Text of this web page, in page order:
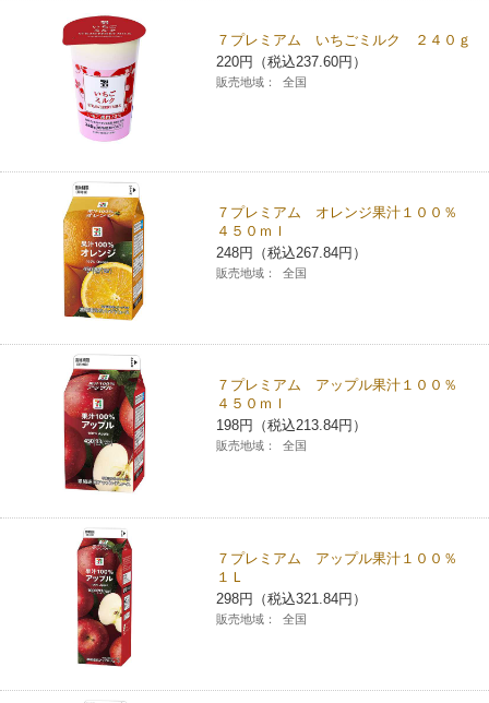
パウダースペース ラブン（店舗限定）
ソフトバンクギフト
７プレミアム いちごミルク ２４０ｇ
220円（税込237.60円）
販売地域： 全国
７プレミアム オレンジ果汁１００％
４５０ｍｌ
248円（税込267.84円）
販売地域： 全国
７プレミアム アップル果汁１００％
４５０ｍｌ
198円（税込213.84円）
販売地域： 全国
７プレミアム アップル果汁１００％
１Ｌ
298円（税込321.84円）
販売地域： 全国